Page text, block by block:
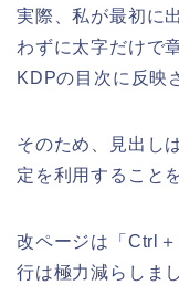
実際、私が最初に
わずに太字だけで
KDPの目次に反映
そのため、見出し
定を利用すること
改ページは「Ctrl
行は極力減らしま